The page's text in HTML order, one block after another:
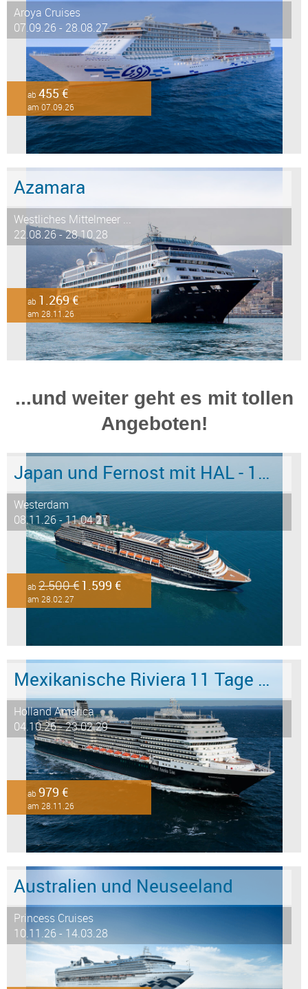
Aroya Cruises
07.09.26 - 28.08.27
ab 455 €
am 07.09.26
Azamara
Westliches Mittelmeer ...
22.08.26 - 28.10.28
ab 1.269 €
am 28.11.26
...und weiter geht es mit tollen
Angeboten!
Japan und Fernost mit HAL - 15 Tage ab/an Tokyo - Stark reduziert!
Westerdam
08.11.26 - 11.04.27
ab 2.500 €1.599 €
am 28.02.27
Mexikanische Riviera 11 Tage ab/an San Diego
Holland America
04.10.26 - 23.02.29
ab 979 €
am 28.11.26
Australien und Neuseeland
Princess Cruises
10.11.26 - 14.03.28